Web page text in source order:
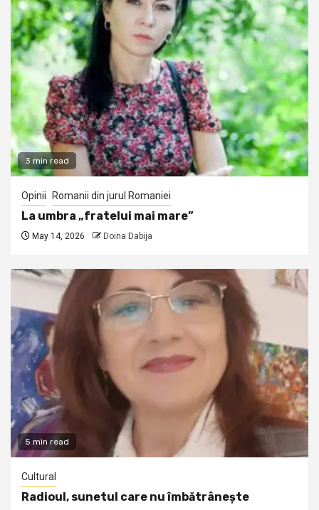
3 min read
Opinii Romanii din jurul Romaniei
La umbra „fratelui mai mare”
May 14, 2026 Doina Dabija
5 min read
Cultural
Radioul, sunetul care nu îmbătrânește